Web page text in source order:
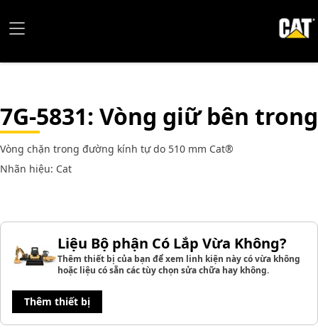
7G-5831: Vòng giữ bên trong
Vòng chặn trong đường kính tự do 510 mm Cat®
Nhãn hiệu: Cat
Liệu Bộ phận Có Lắp Vừa Không?
Thêm thiết bị của bạn để xem linh kiện này có vừa không
hoặc liệu có sẵn các tùy chọn sửa chữa hay không.
Thêm thiết bị